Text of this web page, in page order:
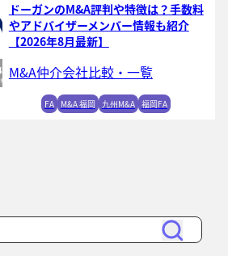
ドーガンのM&A評判や特徴は？手数料
やアドバイザーメンバー情報も紹介
【2026年8月最新】
M&A仲介会社比較・一覧
FA M&A 福岡 九州M&A 福岡FA
検
索